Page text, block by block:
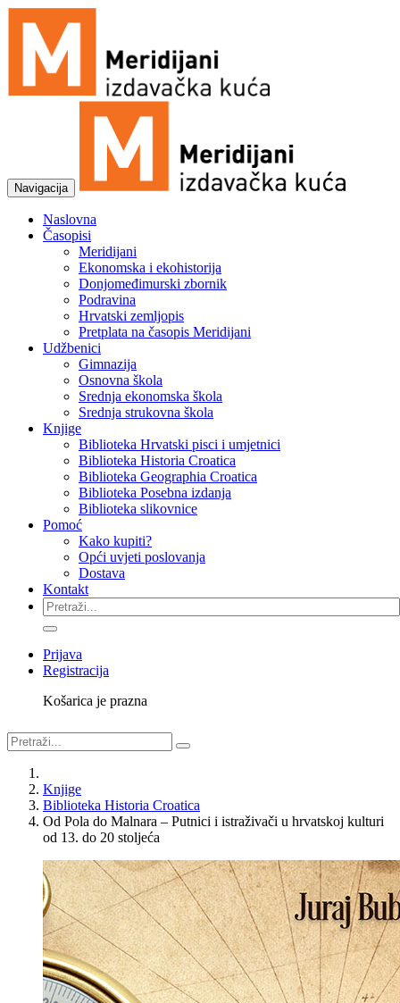
Navigacija
Naslovna
Časopisi
Meridijani
Ekonomska i ekohistorija
Donjomeđimurski zbornik
Podravina
Hrvatski zemljopis
Pretplata na časopis Meridijani
Udžbenici
Gimnazija
Osnovna škola
Srednja ekonomska škola
Srednja strukovna škola
Knjige
Biblioteka Hrvatski pisci i umjetnici
Biblioteka Historia Croatica
Biblioteka Geographia Croatica
Biblioteka Posebna izdanja
Biblioteka slikovnice
Pomoć
Kako kupiti?
Opći uvjeti poslovanja
Dostava
Kontakt
Prijava
Registracija
Košarica je prazna
Knjige
Biblioteka Historia Croatica
Od Pola do Malnara – Putnici i istraživači u hrvatskoj kulturi
od 13. do 20 stoljeća